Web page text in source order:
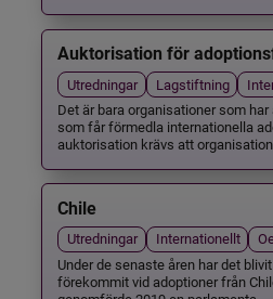
Auktorisation för
Utredningar Lagstiftning
Det är bara organisationer som
som får förmedla internationella
auktorisation krävs att
Chile
Utredningar Internationellt
Under de senaste åren har det
förekommit vid adoptioner från